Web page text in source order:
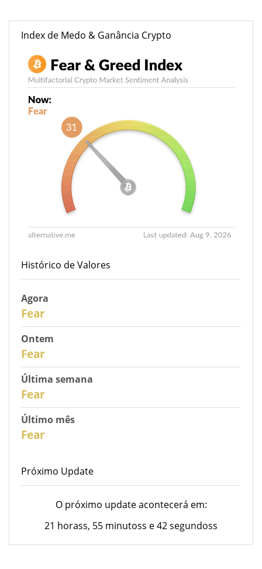
Index de Medo & Ganância Crypto
Histórico de Valores
Agora
Fear
Ontem
Fear
Última semana
Fear
Último mês
Fear
Próximo Update
O próximo update acontecerá em:
21 horass, 55 minutoss e 42 segundoss